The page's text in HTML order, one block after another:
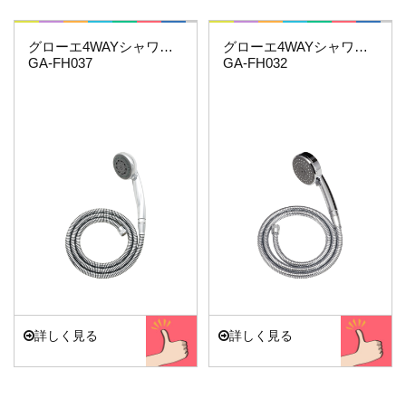
これエエやん
グローエ4WAYシャワーホースセット
GA-FH037
詳しく見る
これエエやん
グローエ4WAYシャワーホースセット
GA-FH032
詳しく見る